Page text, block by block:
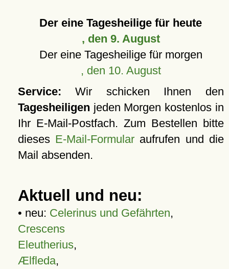
Der eine Tagesheilige für heute
, den 9. August
Der eine Tagesheilige für morgen
, den 10. August
Service: Wir schicken Ihnen den
Tagesheiligen jeden Morgen kostenlos in
Ihr E-Mail-Postfach. Zum Bestellen bitte
dieses E-Mail-Formular aufrufen und die
Mail absenden.
Aktuell und neu:
• neu: Celerinus und Gefährten,
Crescens
Eleutherius,
Ælfleda,